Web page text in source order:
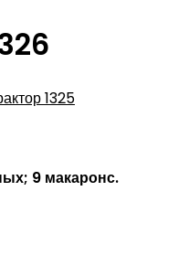
1325
9 макаронс.